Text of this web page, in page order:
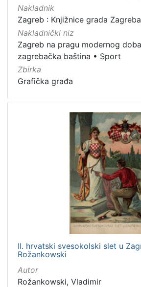
Nakladnik
Zagreb : Knjižnice grada
Nakladnički niz
Zagreb na pragu modernog doba
zagrebačka baština • Sport
Zbirka
Grafička građa
II. hrvatski svesokolski slet u
Rožankowski
Autor
Rožankowski, Vladimir